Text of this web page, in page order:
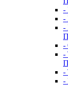
-
-
-
-
-
-
-